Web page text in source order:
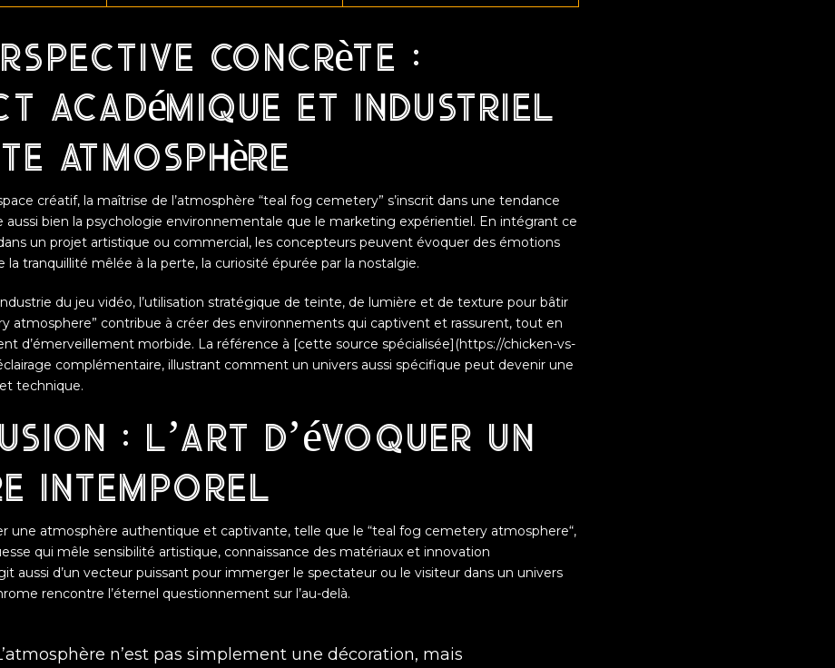
concrète :
académique et industriel
atmosphère
créatif, la maîtrise de l’atmosphère “teal fog cemetery” s’inscrit dans une tendance
aussi bien la psychologie environnementale que le marketing expérientiel. En intégrant ce
un projet artistique ou commercial, les concepteurs peuvent évoquer des émotions
la tranquillité mêlée à la perte, la curiosité épurée par la nostalgie.
du jeu vidéo, l’utilisation stratégique de teinte, de lumière et de texture pour bâtir
atmosphere” contribue à créer des environnements qui captivent et rassurent, tout en
d’émerveillement morbide. La référence à [cette source spécialisée](https://chicken-vs-
complémentaire, illustrant comment un univers aussi spécifique peut devenir une
technique.
: l’art d’évoquer un
intemporel
une atmosphère authentique et captivante, telle que le “teal fog cemetery atmosphere“,
qui mêle sensibilité artistique, connaissance des matériaux et innovation
aussi d’un vecteur puissant pour immerger le spectateur ou le visiteur dans un univers
rencontre l’éternel questionnement sur l’au-delà.
n’est pas simplement une décoration, mais